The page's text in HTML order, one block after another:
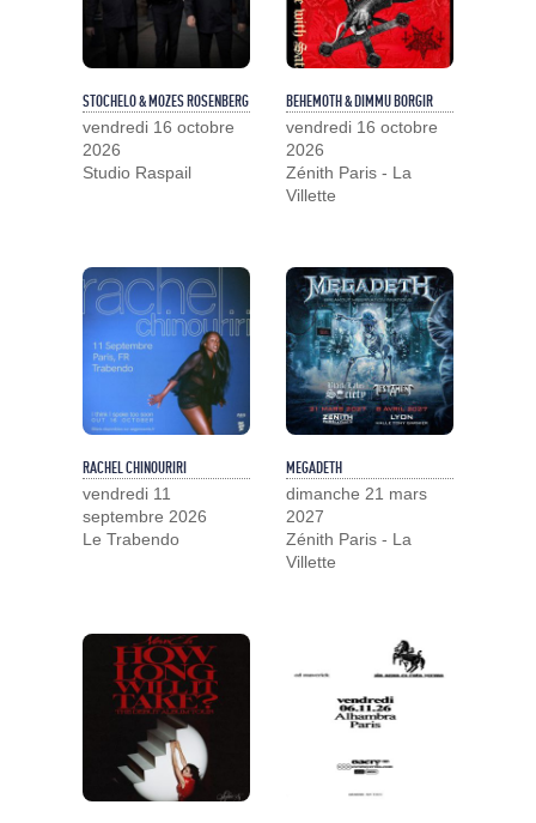
STOCHELO & MOZES ROSENBERG
vendredi 16 octobre
2026
Studio Raspail
BEHEMOTH & DIMMU BORGIR
vendredi 16 octobre
2026
Zénith Paris - La
Villette
RACHEL CHINOURIRI
vendredi 11
septembre 2026
Le Trabendo
MEGADETH
dimanche 21 mars
2027
Zénith Paris - La
Villette